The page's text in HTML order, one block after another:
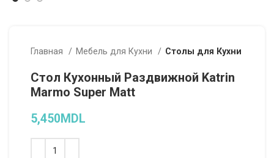
Главная Мебель для Кухни Столы для Кухни
Стол Кухонный Раздвижной Katrin
Marmo Super Matt
5,450MDL
Alternative: